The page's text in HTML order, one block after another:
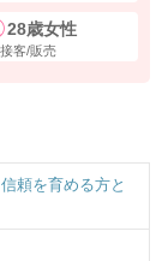
28歳女性
接客/販売
頼を育める方と